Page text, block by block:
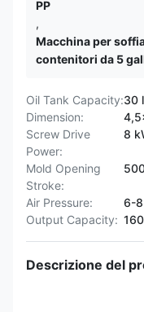
PP
,
Macchina per
contenitori da 5
Oil Tank Capacity:30
Dimension:
Screw Drive
Power:
8
Mold Opening
Stroke:
Air Pressure:
6-8
Output Capacity:
Descrizione del